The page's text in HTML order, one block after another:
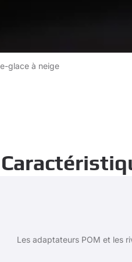
glace à neige
Les adaptateurs POM et les